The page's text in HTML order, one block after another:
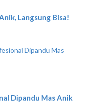
Langsung Bisa!
Dipandu Mas Anik